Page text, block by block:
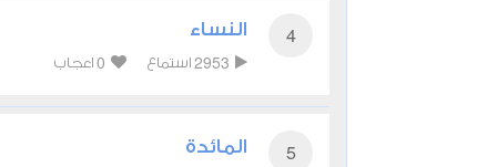
4 النساء
2953 استماع 0 اعجاب
5 المائدة